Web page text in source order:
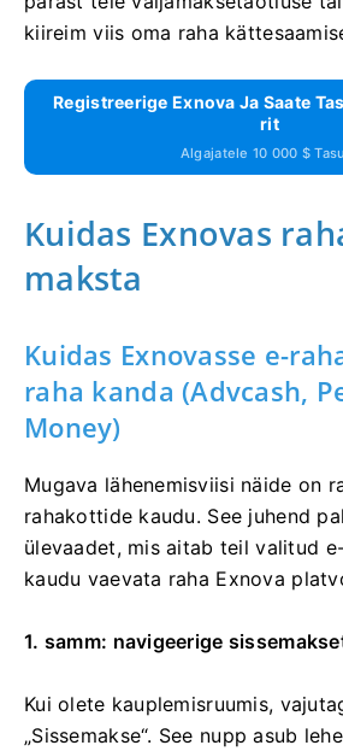
kiireim viis oma raha
Registreerige Exnova Ja Saate
Rit
Algajatele 10 000 $
Kuidas Exnovas
maksta
Kuidas Exnovasse e-
raha kanda (Advcash,
Money)
Mugava lähenemisviisi näide on
rahakottide kaudu. See juhend
ülevaadet, mis aitab teil valitud
kaudu vaevata raha Exnova
1. samm: navigeerige
Kui olete kauplemisruumis,
„Sissemakse“. See nupp asub